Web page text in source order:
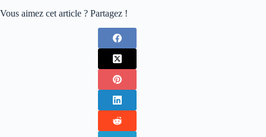
Vous aimez cet article ? Partagez !